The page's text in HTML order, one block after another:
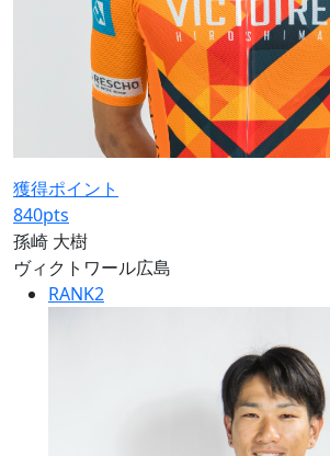
獲得ポイント
840pts
孫崎 大樹
ヴィクトワール広島
RANK2